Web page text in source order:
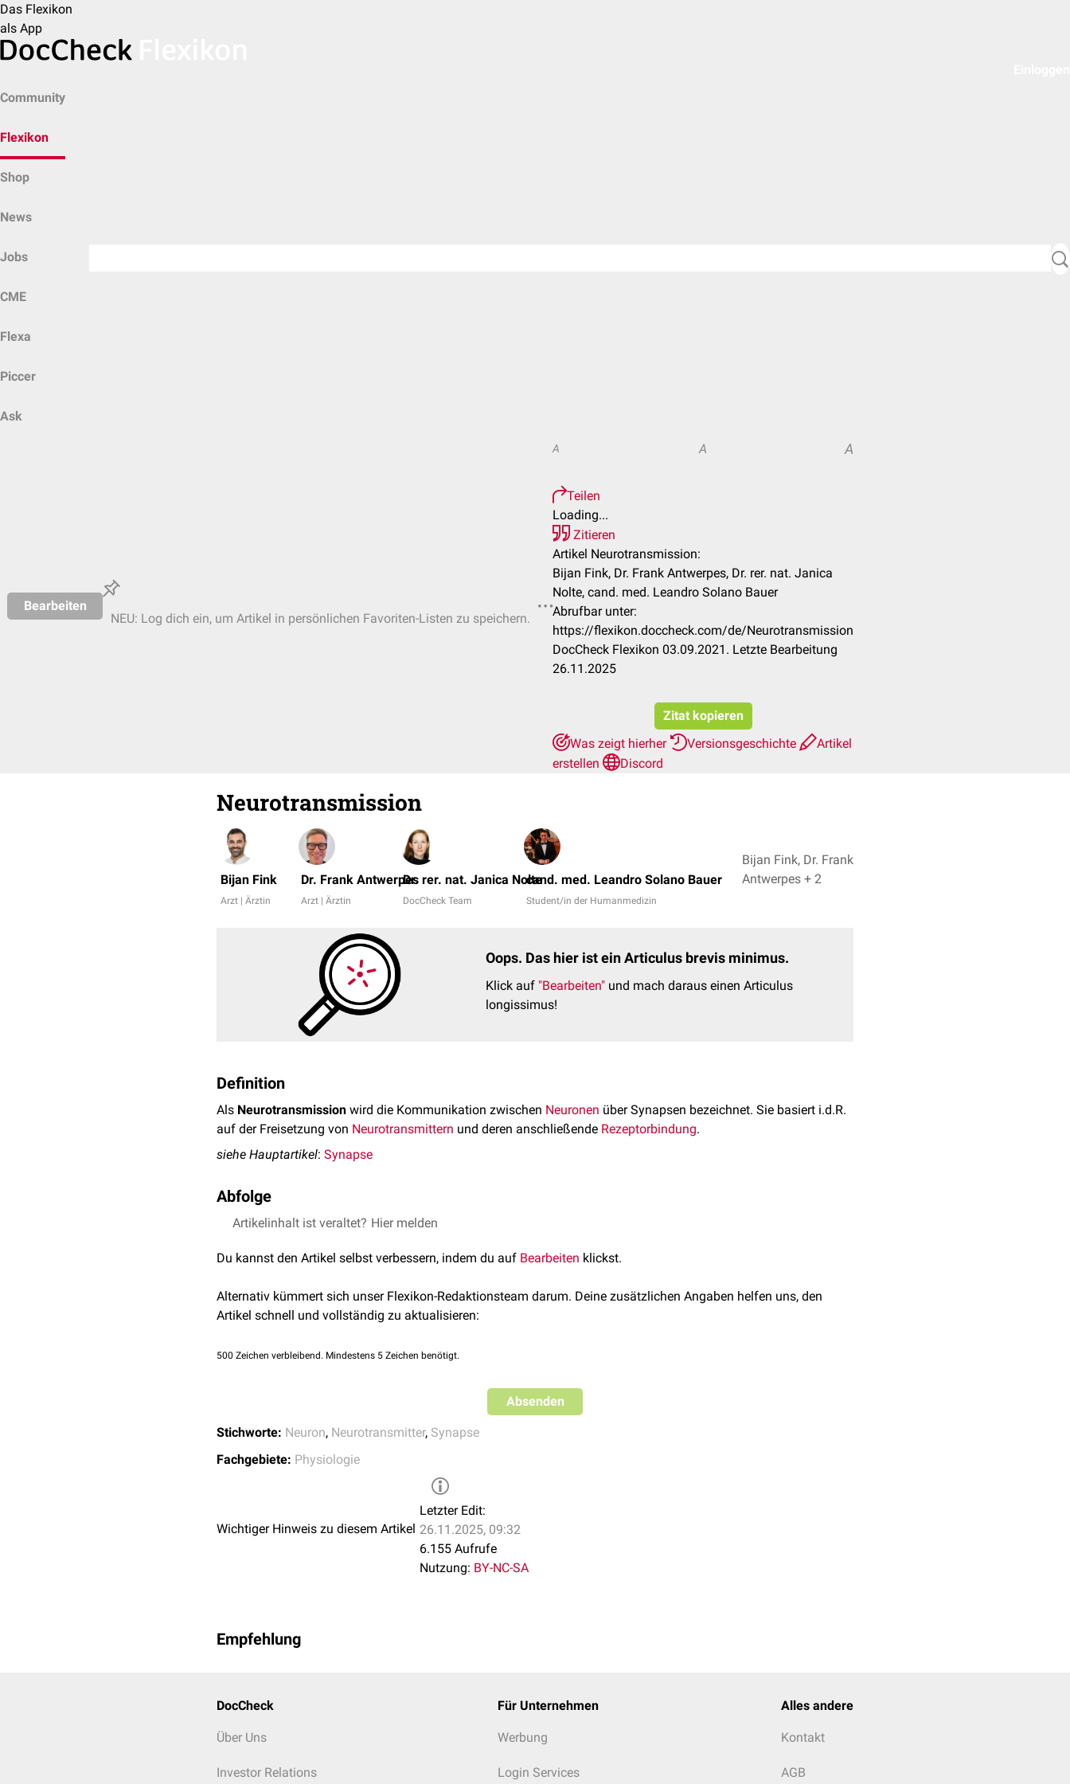
Das Flexikon
als App
Community
Flexikon
Shop
News
Jobs
CME
Flexa
Piccer
Ask
Bearbeiten
NEU: Log dich ein, um Artikel in persönlichen Favoriten-Listen zu speichern.
A A A
Teilen
Loading...
Zitieren
Artikel Neurotransmission:
Bijan Fink, Dr. Frank Antwerpes, Dr. rer. nat. Janica
Nolte, cand. med. Leandro Solano Bauer
Abrufbar unter:
https://flexikon.doccheck.com/de/Neurotransmission
DocCheck Flexikon 03.09.2021. Letzte Bearbeitung
26.11.2025
Zitat kopieren
Was zeigt hierher
Versionsgeschichte
Artikel
erstellen
Discord
Neurotransmission
Bijan Fink
Arzt | Ärztin
Dr. Frank Antwerpes
Arzt | Ärztin
Dr. rer. nat. Janica Nolte
DocCheck Team
cand. med. Leandro Solano Bauer
Student/in der Humanmedizin
Bijan Fink, Dr. Frank
Antwerpes + 2
Oops. Das hier ist ein Articulus brevis minimus.
Klick auf "Bearbeiten" und mach daraus einen Articulus
longissimus!
Definition
Als Neurotransmission wird die Kommunikation zwischen Neuronen über Synapsen bezeichnet. Sie basiert i.d.R.
auf der Freisetzung von Neurotransmittern und deren anschließende Rezeptorbindung.
siehe Hauptartikel: Synapse
Abfolge
Synthese des Neurotransmitters imPerikaryon
Eintreffen einesAktionspotentials
Freisetzung des Neurotransmitters aus den Vesikeln in densynaptischen Spalt
Bindung des Neurotransmitters anRezeptoren
durch Reuptake in das Axonterminal
Artikelinhalt ist veraltet? Hier melden
Du kannst den Artikel selbst verbessern, indem du auf Bearbeiten klickst.
Alternativ kümmert sich unser Flexikon-Redaktionsteam darum. Deine zusätzlichen Angaben helfen uns, den
Artikel schnell und vollständig zu aktualisieren:
500 Zeichen verbleibend. Mindestens 5 Zeichen benötigt.
Absenden
Stichworte: Neuron, Neurotransmitter, Synapse
Fachgebiete: Physiologie
Wichtiger Hinweis zu diesem Artikel
Letzter Edit:
26.11.2025, 09:32
6.155 Aufrufe
Nutzung: BY-NC-SA
Empfehlung
DocCheck
Über Uns
Investor Relations
Für Unternehmen
Werbung
Login Services
Alles andere
Kontakt
AGB